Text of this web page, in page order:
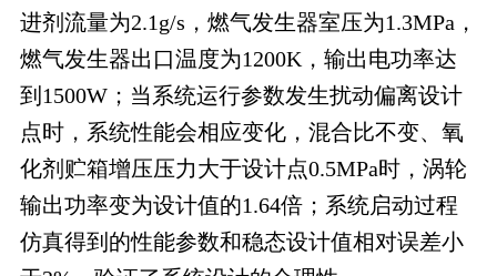
进剂流量为2.1g/s，燃气发生器室压为1.3MPa，
燃气发生器出口温度为1200K，输出电功率达
到1500W；当系统运行参数发生扰动偏离设计
点时，系统性能会相应变化，混合比不变、氧
化剂贮箱增压压力大于设计点0.5MPa时，涡轮
输出功率变为设计值的1.64倍；系统启动过程
仿真得到的性能参数和稳态设计值相对误差小